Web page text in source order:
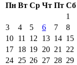
Пн Вт Ср Чт Пт Сб
1
3
4 5 6 7 8
10 11 12 13 14 15
17 18 19 20 21 22
24 25 26 27 28 29